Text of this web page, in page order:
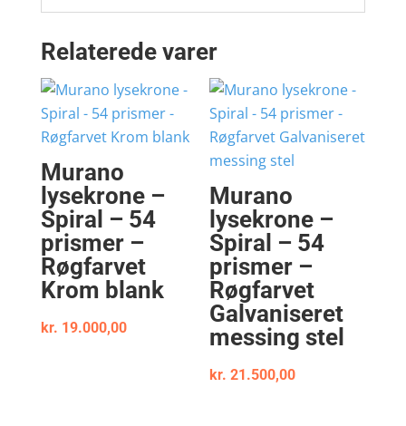
Relaterede varer
Murano
lysekrone –
Spiral – 54
prismer –
Røgfarvet
Krom blank
kr. 19.000,00
Murano
lysekrone –
Spiral – 54
prismer –
Røgfarvet
Galvaniseret
messing stel
kr. 21.500,00